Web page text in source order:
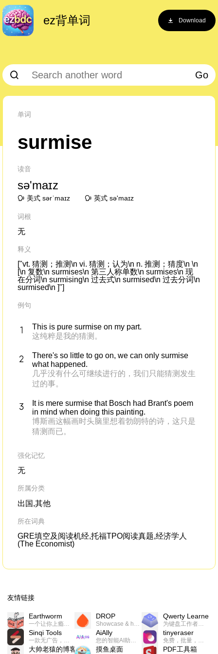
ez背单词 Download
Go
单词
surmise
读音
sə'maɪz
美式 sərˈmaɪz 英式 sə'maɪz
词根
无
释义
["vt. 猜测；推测\n vi. 猜测；认为\n n. 推测；猜度\n \n
[\n 复数\n surmises\n 第三人称单数\n surmises\n 现
在分词\n surmising\n 过去式\n surmised\n 过去分词\n
surmised\n ]"]
例句
This is pure surmise on my part.
这纯粹是我的猜测。
There's so little to go on, we can only surmise
what happened.
几乎没有什么可继续进行的，我们只能猜测发生
过的事。
It is mere surmise that Bosch had Brant's poem
in mind when doing this painting.
博斯画这幅画时头脑里想着勃朗特的诗，这只是
猜测而已。
强化记忆
无
所属分类
出国,其他
所在词典
GRE填空及阅读机经,托福TPO阅读真题,经济学人
(The Economist)
友情链接
Earthworm
一个让你上瘾的英语学习工具，使用 连词成句 、 i + 1 、 以终为始等学习理论来帮助你习得英语，通过不断的重复形成肌肉记忆，最重要的是 游戏化 的形式让学习英语从此不再痛苦
DROP
Showcase & host your work in extraordinary ways.不限速文件分享，托管，建站平台
Qwerty Learner
为键盘工作者设计的单词与肌肉记忆锻炼软件
Sinqi Tools
一款无广告，界面清爽的神奇在线小工具集合，范围包括但不限于：开发，设计，日常生活等
AiAlly
您的智能AI助手解决方案。提供24/7全天候的高效虚拟员工服务，助力个人和组织提升生产力、激发创新潜能。
tinyeraser
免费，批量，快速，一键换背景的桌面软件
大帅老猿的博客 摸鱼桌面 PDF工具箱